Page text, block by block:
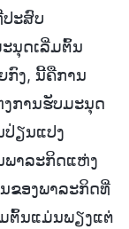
ະສົບ
ະນຸດເລີ່ມຕົ້ນ
ກົງ, ນີ້ຄືການ
ງການຮັບມະນຸດ
ຽນແປງ
ພາລະກິດແຫ່ງ
ຂອງພາລະກິດທີ່
ຕົ້ນແມ່ນພຽງແຕ່